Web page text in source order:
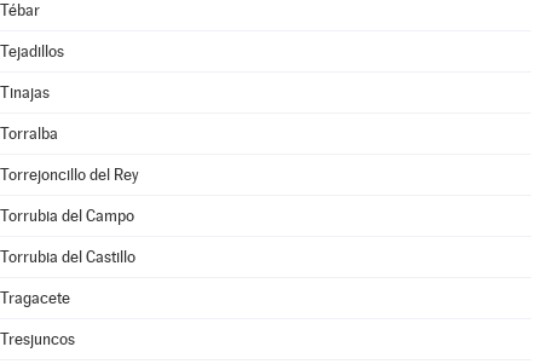
Tébar
Tejadillos
Tinajas
Torralba
Torrejoncillo del Rey
Torrubia del Campo
Torrubia del Castillo
Tragacete
Tresjuncos